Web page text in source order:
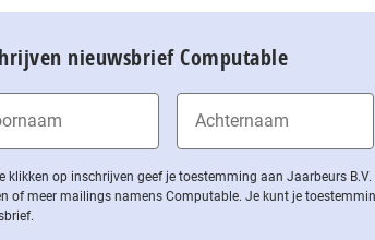
nieuwsbrief Computable
klikken op inschrijven geef je toestemming aan Jaarbeurs
of meer mailings namens Computable. Je kunt je